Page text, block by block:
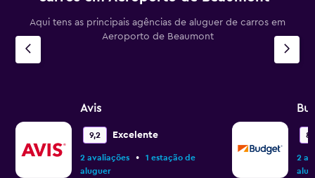
Aqui tens as principais agências de aluguer de carros em
Aeroporto de Beaumont
Avis
9,2 Excelente
2 avaliações •
1 estação de
aluguer
2